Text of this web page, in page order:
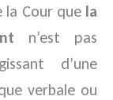
la Cour que la
n’est pas
d’une
verbale ou